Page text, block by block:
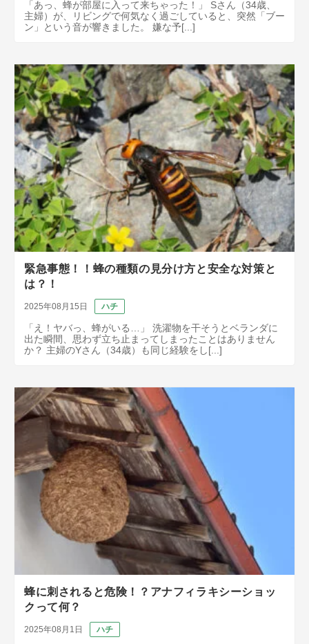
「あっ、蜂が部屋に入って来ちゃった！」 Sさん（34歳、
主婦）が、リビングで何気なく過ごしていると、突然「ブー
ン」という音が響きました。 嫌な予[...]
緊急事態！！蜂の種類の見分け方と安全な対策と
は？！
2025年08月15日 ハチ
「え！ヤバっ、蜂がいる…」 洗濯物を干そうとベランダに
出た瞬間、思わず立ち止まってしまったことはありません
か？ 主婦のYさん（34歳）も同じ経験をし[...]
蜂に刺されると危険！？アナフィラキシーショッ
クって何？
2025年08月1日 ハチ